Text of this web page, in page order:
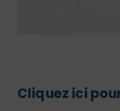
Cliquez ici